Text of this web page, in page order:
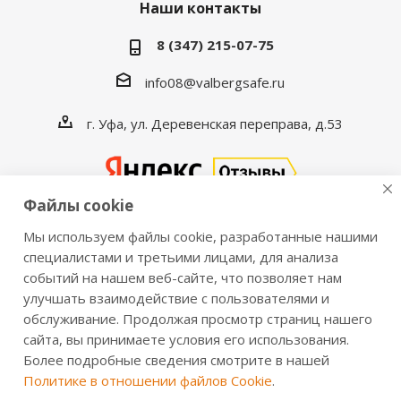
Наши контакты
8 (347) 215-07-75
info08@valbergsafe.ru
г. Уфа, ул. Деревенская переправа, д.53
2016-2026 © VALBERGSAFE.RU — Интернет-магазин
сейфов Valberg и металлической мебели Практик.
Продажа сейфов для дома и офиса, металлических
шкафов, стеллажей, металлических дверей.
Информация о розничных ценах, технических
характеристиках, наличии на складе носит справочный
характер и не является публичной офертой,
Файлы cookie
Мы используем файлы cookie, разработанные нашими
специалистами и третьими лицами, для анализа
событий на нашем веб-сайте, что позволяет нам
улучшать взаимодействие с пользователями и
обслуживание. Продолжая просмотр страниц нашего
сайта, вы принимаете условия его использования.
Более подробные сведения смотрите в нашей
Политике в отношении файлов Cookie.